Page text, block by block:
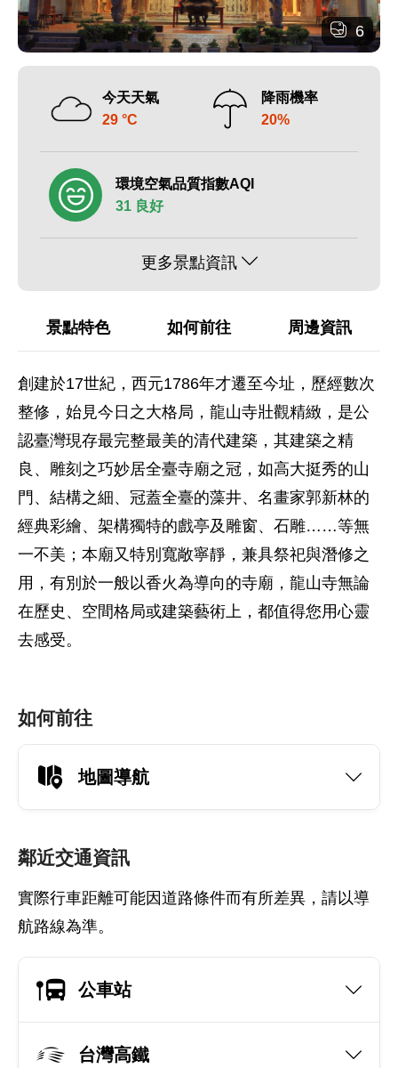
6
今天天氣
29 °C
降雨機率
20%
環境空氣品質指數AQI
31 良好
更多景點資訊
景點特色 如何前往 周邊資訊
創建於17世紀，西元1786年才遷至今址，歷經數次
整修，始見今日之大格局，龍山寺壯觀精緻，是公
認臺灣現存最完整最美的清代建築，其建築之精
良、雕刻之巧妙居全臺寺廟之冠，如高大挺秀的山
門、結構之細、冠蓋全臺的藻井、名畫家郭新林的
經典彩繪、架構獨特的戲亭及雕窗、石雕……等無
一不美；本廟又特別寬敞寧靜，兼具祭祀與潛修之
用，有別於一般以香火為導向的寺廟，龍山寺無論
在歷史、空間格局或建築藝術上，都值得您用心靈
去感受。
如何前往
地圖導航
鄰近交通資訊
實際行車距離可能因道路條件而有所差異，請以導
航路線為準。
公車站
台灣高鐵